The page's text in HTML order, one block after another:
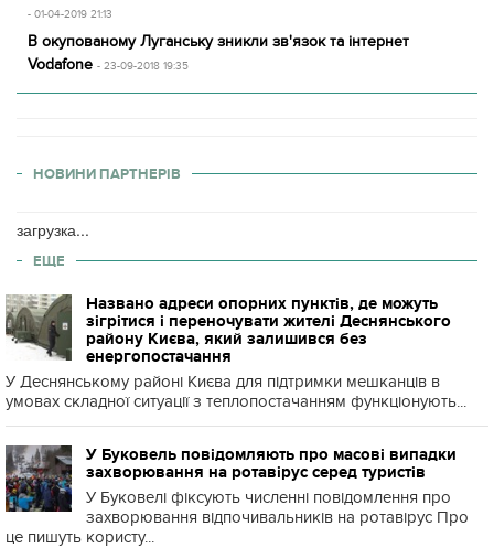
- 01-04-2019 21:13
В окупованому Луганську зникли зв'язок та інтернет
Vodafone - 23-09-2018 19:35
НОВИНИ ПАРТНЕРІВ
загрузка...
ЕЩЕ
Названо адреси опорних пунктів, де можуть
зігрітися і переночувати жителі Деснянського
району Києва, який залишився без
енергопостачання
У Деснянському районі Києва для підтримки мешканців в
умовах складної ситуації з теплопостачанням функціонують...
У Буковель повідомляють про масові випадки
захворювання на ротавірус серед туристів
У Буковелі фіксують численні повідомлення про
захворювання відпочивальників на ротавірус Про
це пишуть користу...